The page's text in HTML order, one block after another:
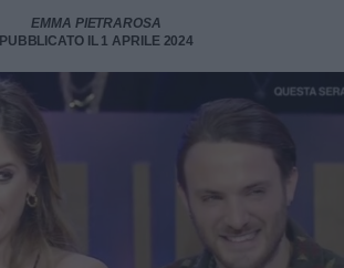
EMMA PIETRAROSA
PUBBLICATO IL 1 APRILE 2024